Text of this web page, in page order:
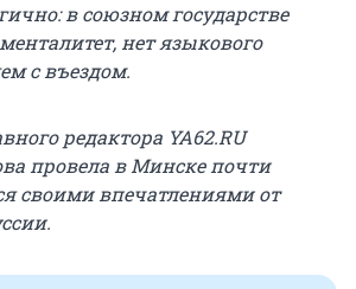
в союзном государстве
нет языкового
с въездом.
редактора YA62.RU
провела в Минске почти
своими впечатлениями от